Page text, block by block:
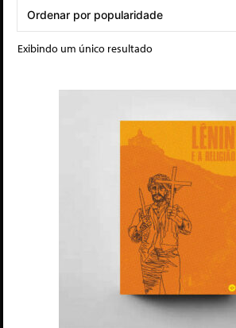
Exibindo um único resultado